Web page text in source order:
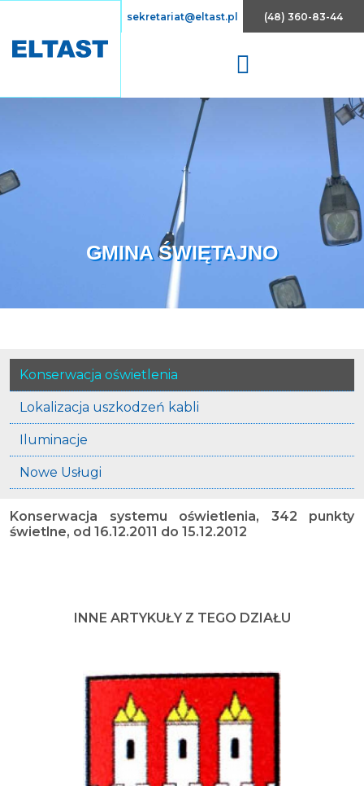
sekretariat@eltast.pl (48) 360-83-44
Konserwacja oświetlenia
Lokalizacja uszkodzeń kabli
Iluminacje
Nowe Usługi
GMINA ŚWIĘTAJNO
Konserwacja systemu oświetlenia, 342 punkty
świetlne, od 16.12.2011 do 15.12.2012
INNE ARTYKUŁY Z TEGO DZIAŁU